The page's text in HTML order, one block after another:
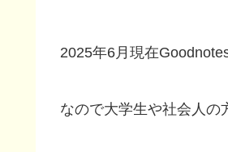
2025年6月現在
なので大学生や社会人の